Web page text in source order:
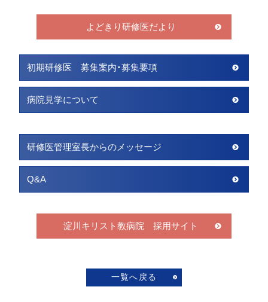
よどきり研修医だより
初期研修医 募集案内・募集要項
病院見学について
研修医管理室長からのメッセージ
Q&A
淀川キリスト教病院 採用サイト
一覧へ戻る